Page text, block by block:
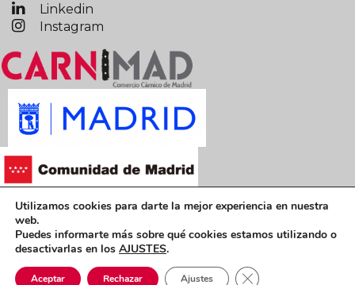
Linkedin
Instagram
Términos y condiciones legales
Política de privacidad Política de cookies
CARNIMAD © 2019 Todos los derechos reservados
Utilizamos cookies para darte la mejor experiencia en nuestra
web.
Puedes informarte más sobre qué cookies estamos utilizando o
desactivarlas en los AJUSTES.
Aceptar Rechazar Ajustes Cerrar el banner de